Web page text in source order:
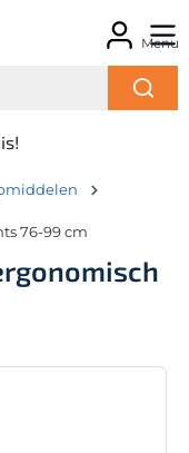
Menu
76-99 cm